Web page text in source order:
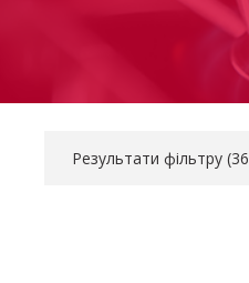
Результати фільтру (36